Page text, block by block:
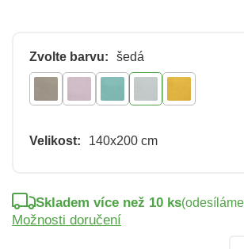
Zvolte barvu: šedá
Velikost: 140x200 cm
Skladem více než 10 ks
Možnosti doručení